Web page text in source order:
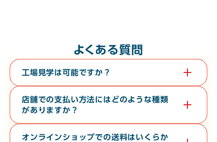
よくある質問
工場見学は可能ですか？
はい。教育旅行や経済団体等、団体様の工場見学も承っておりま
す。無料で３０分から６０分程度の時間で承っております。希望
日の１０日前までに電話またはお問い合わせフォームよりご連絡
ください。
店舗での支払い方法にはどのような種類
がありますか？
現金・各クレジットカード・各種電子マネー・バーコード決済が
対応しております。
オンラインショップでの送料はいくらか